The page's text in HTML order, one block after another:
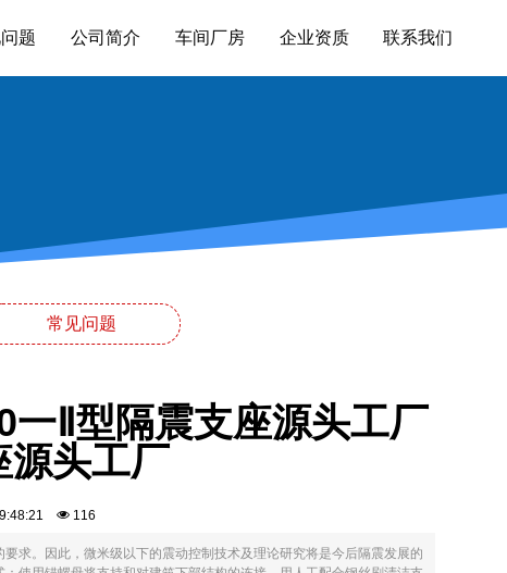
题 公司简介 车间厂房 企业资质 联系我们
常见问题
Ⅱ型隔震支座源头工厂
源头工厂
9:48:21 116
求。因此，微米级以下的震动控制技术及理论研究将是今后隔震发展的